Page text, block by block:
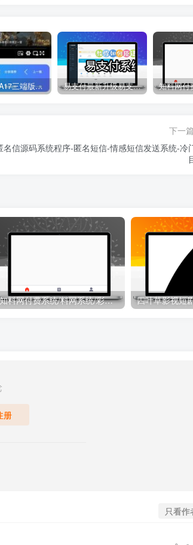
千月影视A17三端版本苹果安卓H5源码详细搭建教程视频 易支付最新升级易支付系统源码-全插件-长期更新新增功能
下一
名信源码系统程序-匿名短信-情感短信发送系统-冷
知料网付费系统/料网系统/彩票店-支持作者发布/订阅/内容付费等
册
只看作